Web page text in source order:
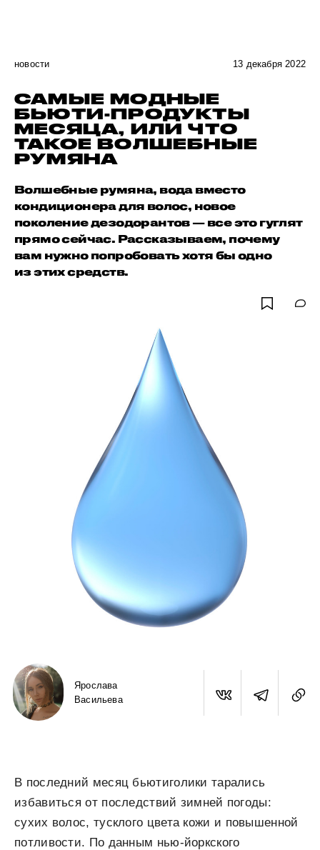
новости 13 декабря 2022
САМЫЕ МОДНЫЕ
БЬЮТИ-ПРОДУКТЫ
МЕСЯЦА, ИЛИ ЧТО
ТАКОЕ ВОЛШЕБНЫЕ
РУМЯНА
Волшебные румяна, вода вместо
кондиционера для волос, новое
поколение дезодорантов — все это гуглят
прямо сейчас. Рассказываем, почему
вам нужно попробовать хотя бы одно
из этих средств.
Ярослава
Васильева
В последний месяц бьютиголики тарались
избавиться от последствий зимней погоды:
сухих волос, тусклого цвета кожи и повышенной
потливости. По данным нью-йоркского